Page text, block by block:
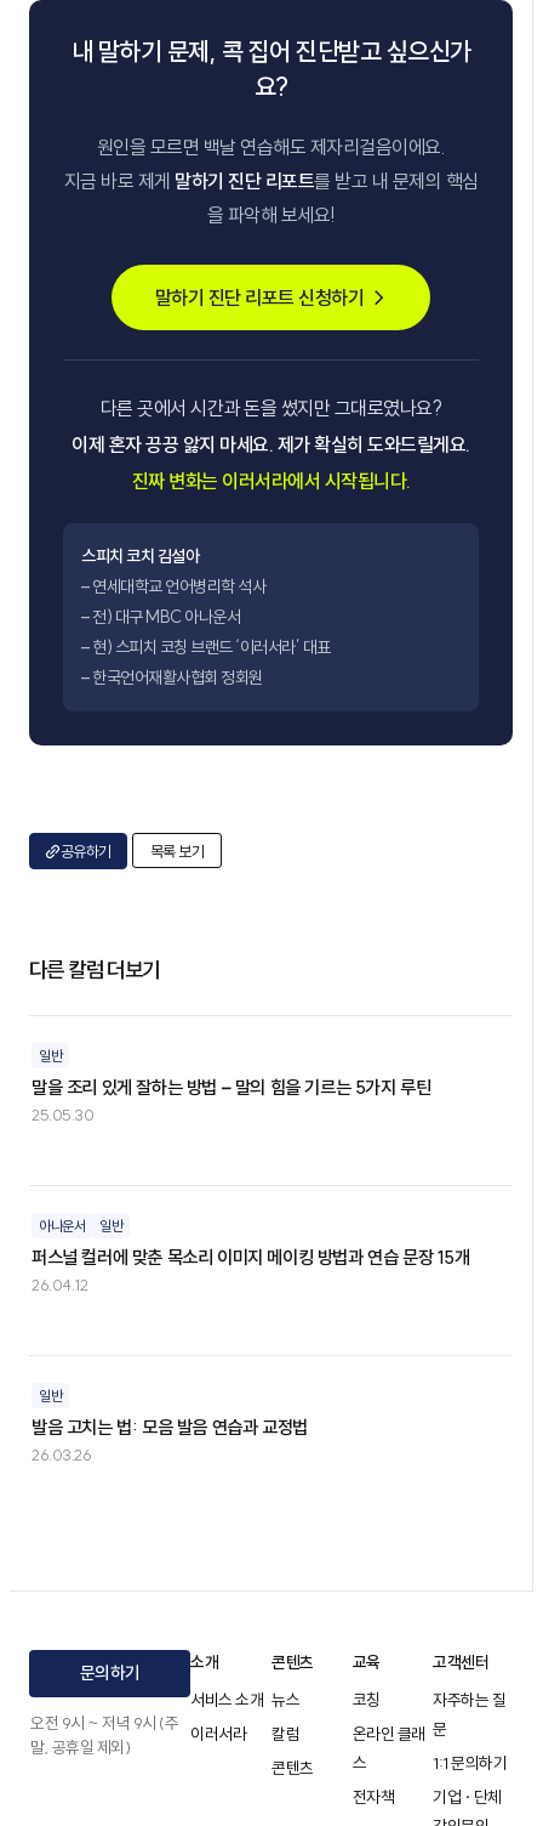
내 말하기 문제, 콕 집어 진단받고 싶으신가
요?
원인을 모르면 백날 연습해도 제자리걸음이에요.
지금 바로 제게 말하기 진단 리포트를 받고 내 문제의 핵심
을 파악해 보세요!
말하기 진단 리포트 신청하기 →
다른 곳에서 시간과 돈을 썼지만 그대로였나요?
이제 혼자 끙끙 앓지 마세요. 제가 확실히 도와드릴게요.
진짜 변화는 이러서라에서 시작됩니다.
스피치 코치 김설아
– 연세대학교 언어병리학 석사
– 전) 대구 MBC 아나운서
– 현) 스피치 코칭 브랜드 ‘이러서라’ 대표
– 한국언어재활사협회 정회원
공유하기 목록 보기
다른 칼럼 더보기
일반
말을 조리 있게 잘하는 방법 – 말의 힘을 기르는 5가지 루틴
25.05.30
아나운서 일반
퍼스널 컬러에 맞춘 목소리 이미지 메이킹 방법과 연습 문장 15개
26.04.12
일반
발음 고치는 법: 모음 발음 연습과 교정법
26.03.26
문의하기
오전 9시 ~ 저녁 9시 (주
말, 공휴일 제외)
소개
서비스 소개
이러서라
콘텐츠
뉴스
칼럼
콘텐츠
교육
코칭
온라인 클래
스
전자책
고객센터
자주하는 질
문
1:1 문의하기
기업 · 단체